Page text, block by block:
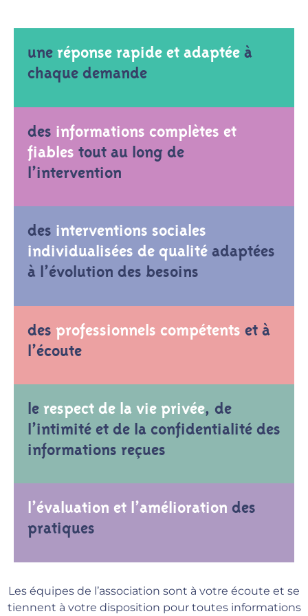
une réponse rapide et adaptée à
chaque demande
des informations complètes et
fiables tout au long de
l’intervention
des interventions sociales
individualisées de qualité adaptées
à l’évolution des besoins
des professionnels compétents et à
l’écoute
le respect de la vie privée, de
l’intimité et de la confidentialité des
informations reçues
l’évaluation et l’amélioration des
pratiques
Les équipes de l’association sont à votre écoute et se
tiennent à votre disposition pour toutes informations